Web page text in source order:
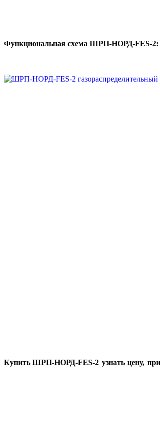
Функциональная схема ШРП-НОРД-FES-2:
Купить ШРП-НОРД-FES-2 узнать цену,